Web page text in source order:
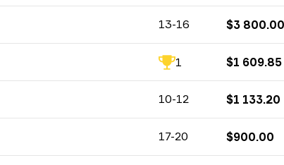
13-16 CS:GO
$3 800.00
1 CS:GO
$1 609.85
10-12 CS:GO
$1 133.20
17-20 CS:GO
$900.00